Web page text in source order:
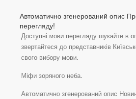
Автоматично згенерований опис
перегляду!
Доступні мови перегляду шукайте в
звертайтеся до представників
свого вибору мови.
Міфи зоряного неба.
Автоматично згенерований опис